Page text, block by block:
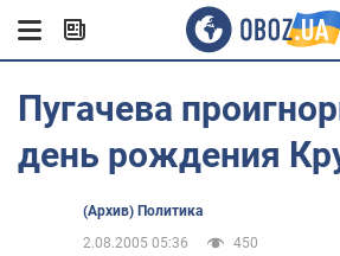
Пугачева
день рождения
(Архив) Политика
2.08.2005 05:36
450